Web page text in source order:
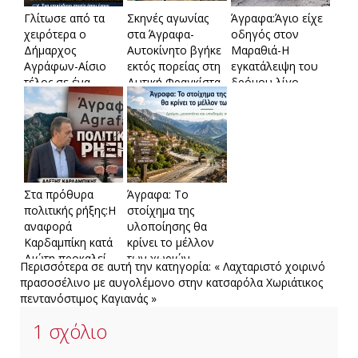
Γλίτωσε από τα
χειρότερα ο
Δήμαρχος
Αγράφων-Αίσιο
τέλος σε ένα
σοβαρό
τροχαίο(Φώτο)
Σκηνές αγωνίας
στα Άγραφα-
Αυτοκίνητο βγήκε
εκτός πορείας στη
Δυτική Φραγκίστα
Άγραφα:Άγιο είχε
οδηγός στον
Μαραθιά-Η
εγκατάλειψη του
δρόμου λίγο
Στα πρόθυρα
πολιτικής ρήξης:Η
αναφορά
Καρδαμπίκη κατά
Διώτη προκαλεί
αναταράξεις στα
Άγραφα
Άγραφα: Το
στοίχημα της
υλοποίησης θα
κρίνει το μέλλον
των χωριών-
Δρόμοι,
μονοπάτια και
υποδομές στο
Περισσότερα σε αυτή την κατηγορία: « Λαχταριστό χοιρινό
πρασοσέλινο με αυγολέμονο στην κατσαρόλα Χωριάτικος
πεντανόστιμος Καγιανάς »
1 σχόλιο